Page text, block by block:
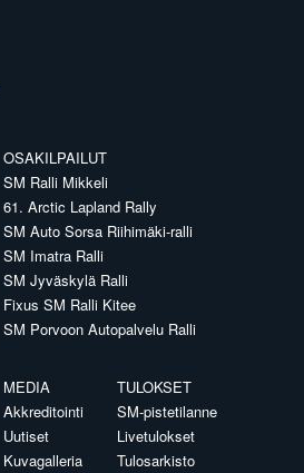
OSAKILPAILUT
SM Ralli Mikkeli
61. Arctic Lapland Rally
SM Auto Sorsa Riihimäki-ralli
SM Imatra Ralli
SM Jyväskylä Ralli
Fixus SM Ralli Kitee
SM Porvoon Autopalvelu Ralli
MEDIA
Akkreditointi
Uutiset
Kuvagalleria
TULOKSET
SM-pistetilanne
Livetulokset
Tulosarkisto